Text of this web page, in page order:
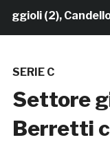
(2), Candellori
SERIE C
Settore
Berretti